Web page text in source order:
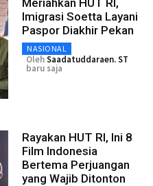
Imigrasi Soetta Layani
Paspor Diakhir Pekan
NASIONAL
OlehSaadatuddaraen. ST
baru saja
Rayakan HUT RI, Ini 8
Film Indonesia
Bertema Perjuangan
yang Wajib Ditonton